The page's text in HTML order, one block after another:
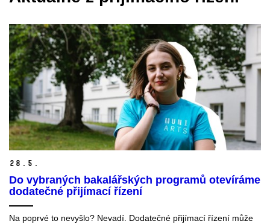
28. 5.
Do vybraných bakalářských programů otevíráme
dodatečné přijímací řízení
Na poprvé to nevyšlo? Nevadí. Dodatečné přijímací řízení může